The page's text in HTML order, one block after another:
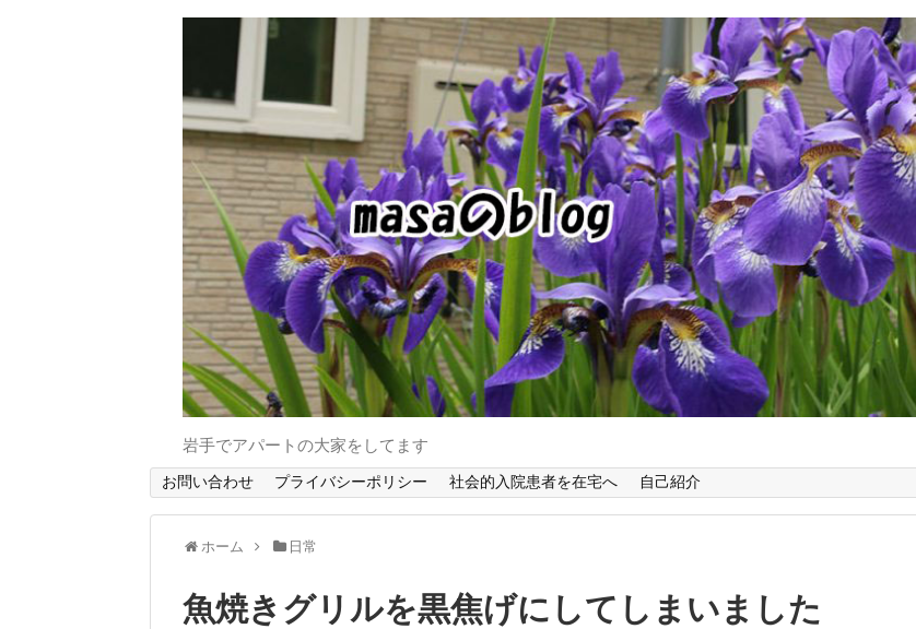
岩手でアパートの大家をしてます
お問い合わせ プライバシーポリシー 社会的入院患者を在宅へ 自己紹介
ホーム 日常
魚焼きグリルを黒焦げにしてしまいました